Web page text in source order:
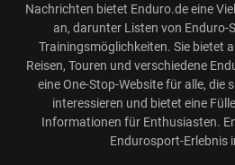
Nachrichten bietet Enduro.de eine
an, darunter Listen von Enduro-
Trainingsmöglichkeiten. Sie bietet
Reisen, Touren und verschiedene
eine One-Stop-Website für alle, die
interessieren und bietet eine
Informationen für Enthusiasten.
Endurosport-Erlebnis